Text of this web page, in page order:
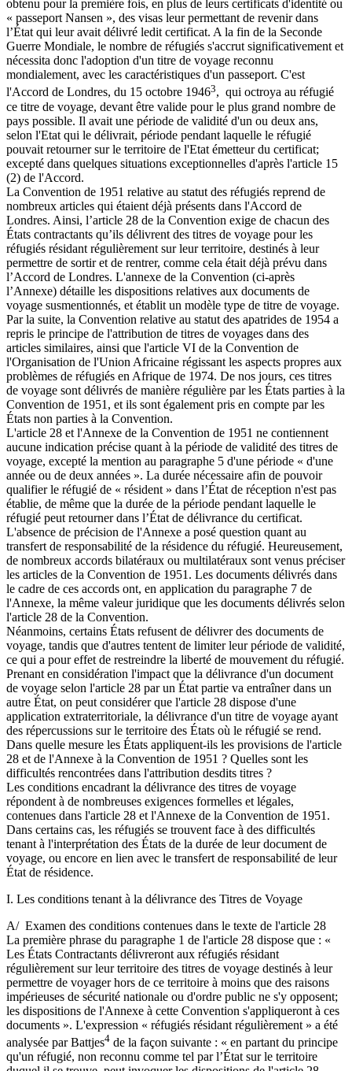
obtenu pour la première fois, en plus de leurs certificats d'identité ou
« passeport Nansen », des visas leur permettant de revenir dans
l’État qui leur avait délivré ledit certificat. A la fin de la Seconde
Guerre Mondiale, le nombre de réfugiés s'accrut significativement et
nécessita donc l'adoption d'un titre de voyage reconnu
mondialement, avec les caractéristiques d'un passeport. C'est
l'Accord de Londres, du 15 octobre 19463, qui octroya au réfugié
ce titre de voyage, devant être valide pour le plus grand nombre de
pays possible. Il avait une période de validité d'un ou deux ans,
selon l'Etat qui le délivrait, période pendant laquelle le réfugié
pouvait retourner sur le territoire de l'Etat émetteur du certificat;
excepté dans quelques situations exceptionnelles d'après l'article 15
(2) de l'Accord.
La Convention de 1951 relative au statut des réfugiés reprend de
nombreux articles qui étaient déjà présents dans l'Accord de
Londres. Ainsi, l’article 28 de la Convention exige de chacun des
États contractants qu’ils délivrent des titres de voyage pour les
réfugiés résidant régulièrement sur leur territoire, destinés à leur
permettre de sortir et de rentrer, comme cela était déjà prévu dans
l’Accord de Londres. L'annexe de la Convention (ci-après
l’Annexe) détaille les dispositions relatives aux documents de
voyage susmentionnés, et établit un modèle type de titre de voyage.
Par la suite, la Convention relative au statut des apatrides de 1954 a
repris le principe de l'attribution de titres de voyages dans des
articles similaires, ainsi que l'article VI de la Convention de
l'Organisation de l'Union Africaine régissant les aspects propres aux
problèmes de réfugiés en Afrique de 1974. De nos jours, ces titres
de voyage sont délivrés de manière régulière par les États parties à la
Convention de 1951, et ils sont également pris en compte par les
États non parties à la Convention.
L'article 28 et l'Annexe de la Convention de 1951 ne contiennent
aucune indication précise quant à la période de validité des titres de
voyage, excepté la mention au paragraphe 5 d'une période « d'une
année ou de deux années ». La durée nécessaire afin de pouvoir
qualifier le réfugié de « résident » dans l’État de réception n'est pas
établie, de même que la durée de la période pendant laquelle le
réfugié peut retourner dans l’État de délivrance du certificat.
L'absence de précision de l'Annexe a posé question quant au
transfert de responsabilité de la résidence du réfugié. Heureusement,
de nombreux accords bilatéraux ou multilatéraux sont venus préciser
les articles de la Convention de 1951. Les documents délivrés dans
le cadre de ces accords ont, en application du paragraphe 7 de
l'Annexe, la même valeur juridique que les documents délivrés selon
l'article 28 de la Convention.
Néanmoins, certains États refusent de délivrer des documents de
voyage, tandis que d'autres tentent de limiter leur période de validité,
ce qui a pour effet de restreindre la liberté de mouvement du réfugié.
Prenant en considération l'impact que la délivrance d'un document
de voyage selon l'article 28 par un État partie va entraîner dans un
autre État, on peut considérer que l'article 28 dispose d'une
application extraterritoriale, la délivrance d'un titre de voyage ayant
des répercussions sur le territoire des États où le réfugié se rend.
Dans quelle mesure les États appliquent-ils les provisions de l'article
28 et de l'Annexe à la Convention de 1951 ? Quelles sont les
difficultés rencontrées dans l'attribution desdits titres ?
Les conditions encadrant la délivrance des titres de voyage
répondent à de nombreuses exigences formelles et légales,
contenues dans l'article 28 et l'Annexe de la Convention de 1951.
Dans certains cas, les réfugiés se trouvent face à des difficultés
tenant à l'interprétation des États de la durée de leur document de
voyage, ou encore en lien avec le transfert de responsabilité de leur
État de résidence.
I. Les conditions tenant à la délivrance des Titres de Voyage
A/ Examen des conditions contenues dans le texte de l'article 28
La première phrase du paragraphe 1 de l'article 28 dispose que : «
Les États Contractants délivreront aux réfugiés résidant
régulièrement sur leur territoire des titres de voyage destinés à leur
permettre de voyager hors de ce territoire à moins que des raisons
impérieuses de sécurité nationale ou d'ordre public ne s'y opposent;
les dispositions de l'Annexe à cette Convention s'appliqueront à ces
documents ». L'expression « réfugiés résidant régulièrement » a été
analysée par Battjes4 de la façon suivante : « en partant du principe
qu'un réfugié, non reconnu comme tel par l’État sur le territoire